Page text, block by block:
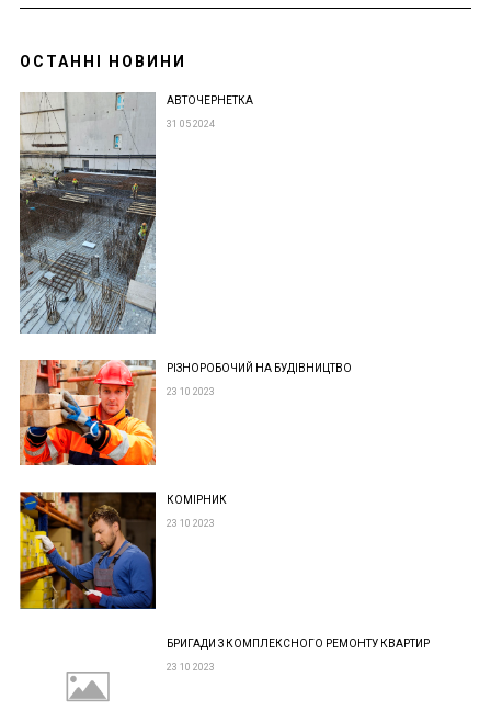
ОСТАННІ НОВИНИ
АВТОЧЕРНЕТКА
31 05 2024
РІЗНОРОБОЧИЙ НА БУДІВНИЦТВО
23 10 2023
КОМІРНИК
23 10 2023
БРИГАДИ З КОМПЛЕКСНОГО РЕМОНТУ КВАРТИР
23 10 2023